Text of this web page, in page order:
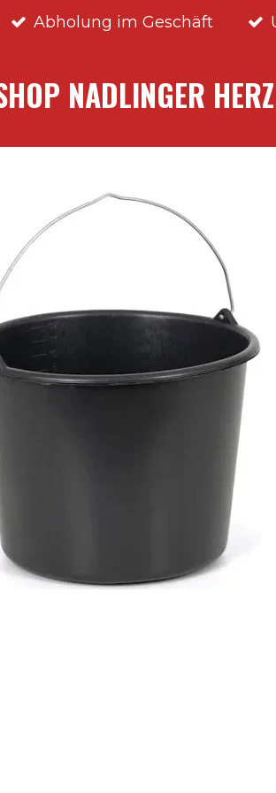
Abholung im Geschäft
NADLINGER